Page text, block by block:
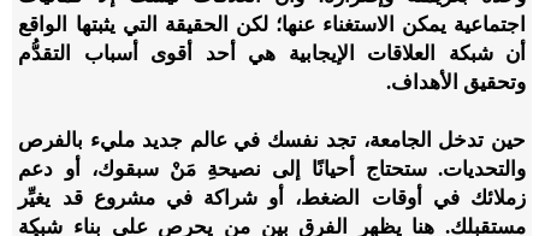
اجتماعية يمكن الاستغناء عنها؛ لكن الحقيقة التي يثبتها الواقع
أن شبكة العلاقات الإيجابية هي أحد أقوى أسباب التقدُّم
وتحقيق الأهداف.
حين تدخل الجامعة، تجد نفسك في عالم جديد مليء بالفرص
والتحديات. ستحتاج أحيانًا إلى نصيحةِ مَنْ سبقوك، أو دعم
زملائك في أوقات الضغط، أو شراكة في مشروع قد يغيِّر
مستقبلك. هنا يظهر الفرق بين من يحرص على بناء شبكة